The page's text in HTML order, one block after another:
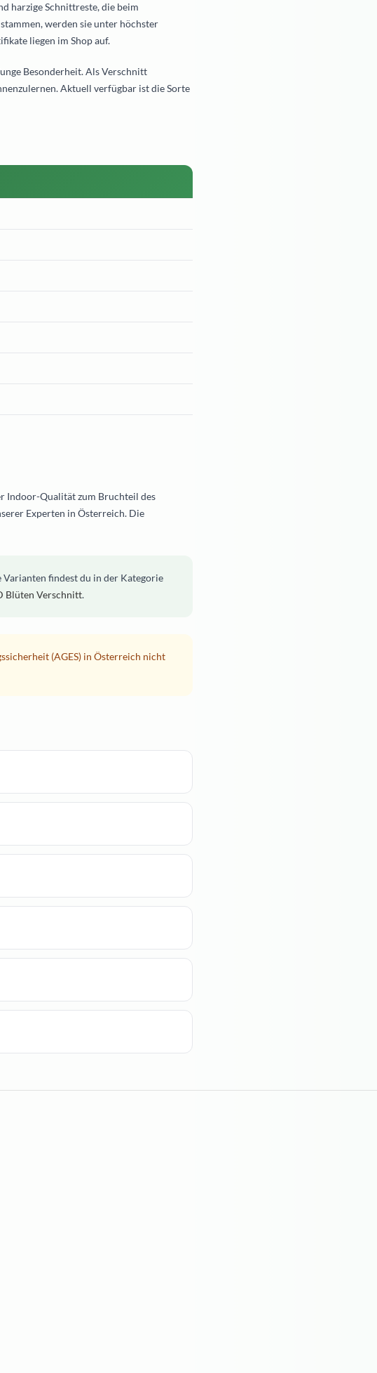
harzige Schnittreste, die beim
werden sie unter höchster
liegen im Shop auf.
Besonderheit. Als Verschnitt
Aktuell verfügbar ist die Sorte
Indoor-Qualität zum Bruchteil des
Experten in Österreich. Die
Varianten findest du in der Kategorie
Blüten Verschnitt.
(AGES) in Österreich nicht